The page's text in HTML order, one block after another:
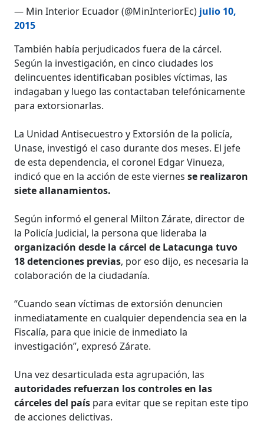
— Min Interior Ecuador (@MinInteriorEc) julio 10,
2015
También había perjudicados fuera de la cárcel.
Según la investigación, en cinco ciudades los
delincuentes identificaban posibles víctimas, las
indagaban y luego las contactaban telefónicamente
para extorsionarlas.
La Unidad Antisecuestro y Extorsión de la policía,
Unase, investigó el caso durante dos meses. El jefe
de esta dependencia, el coronel Edgar Vinueza,
indicó que en la acción de este viernesse realizaron
siete allanamientos.
Según informó el general Milton Zárate, director de
la Policía Judicial, la persona que lideraba la
organización desde la cárcel de Latacunga tuvo
18 detenciones previas, por eso dijo, es necesaria la
colaboración de la ciudadanía.
“Cuando sean víctimas de extorsión denuncien
inmediatamente en cualquier dependencia sea en la
Fiscalía, para que inicie de inmediato la
investigación”, expresó Zárate.
Una vez desarticulada esta agrupación, las
autoridades refuerzan los controles en las
cárceles del país para evitar que se repitan este tipo
de acciones delictivas.